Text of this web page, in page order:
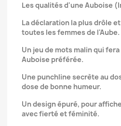
Les qualités d'une Auboise
La déclaration la plus drôle
toutes les femmes de l'Aube.
Un jeu de mots malin qui
Auboise préférée.
Une punchline secrète au
dose de bonne humeur.
Un design épuré, pour
avec fierté et féminité.